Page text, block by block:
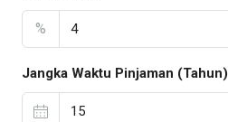
%
Jangka Waktu Pinjaman (Tahun)